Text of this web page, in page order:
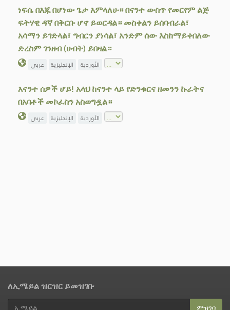
ነፍሴ በእጁ በሆነው ጌታ እምላለሁ። በናንተ ውስጥ የመርየም ልጅ
ፍትሃዊ ዳኛ በቅርቡ ሆኖ ይወርዳል። መስቀልን ይሰባብራል፣
አሳማን ይገድላል፣ ግብርን ያነሳል፣ አንድም ሰው እስከማይቀበለው
ድረስም ገንዘብ (ሀብት) ይበዛል።
عربي الإنجليزية الأوردية
እናንተ ሰዎች ሆይ! አላህ ከናንተ ላይ የድንቁርና ዘመንን ኩራትና
በአባቶች መኮፈስን አስወግዷል።
عربي الإنجليزية الأوردية
ለኢሜይል ዝርዝር ይመዝገቡ